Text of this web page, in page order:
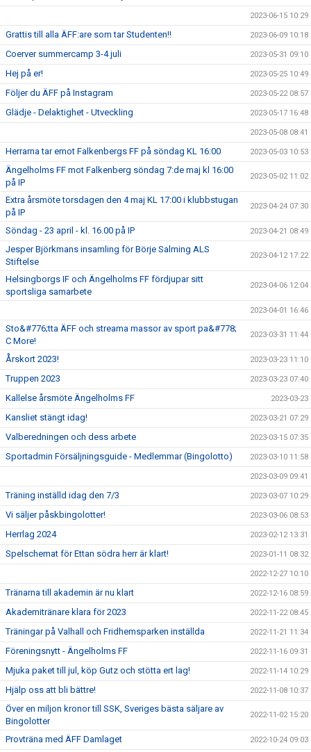
2023-06-15 10:29
Grattis till alla ÄFF:are som tar Studenten!! 2023-06-09 10:18
Coerver summercamp 3-4 juli 2023-05-31 09:10
Hej på er! 2023-05-25 10:49
Följer du ÄFF på Instagram 2023-05-22 08:57
Glädje - Delaktighet - Utveckling 2023-05-17 16:48
2023-05-08 08:41
Herrarna tar emot Falkenbergs FF på söndag KL 16:00 2023-05-03 10:53
Ängelholms FF mot Falkenberg söndag 7:de maj kl 16:00
på IP
2023-05-02 11:02
Extra årsmöte torsdagen den 4 maj KL 17:00 i klubbstugan
på IP
2023-04-24 07:30
Söndag - 23 april - kl. 16.00 på IP 2023-04-21 08:49
Jesper Björkmans insamling för Börje Salming ALS
Stiftelse
2023-04-12 17:22
Helsingborgs IF och Ängelholms FF fördjupar sitt
sportsliga samarbete
2023-04-06 12:04
2023-04-01 16:46
Sto&#776;tta ÄFF och streama massor av sport pa&#778;
C More!
2023-03-31 11:44
Årskort 2023! 2023-03-23 11:10
Truppen 2023 2023-03-23 07:40
Kallelse årsmöte Ängelholms FF 2023-03-23
Kansliet stängt idag! 2023-03-21 07:29
Valberedningen och dess arbete 2023-03-15 07:35
Sportadmin Försäljningsguide - Medlemmar (Bingolotto) 2023-03-10 11:58
2023-03-09 09:41
Träning inställd idag den 7/3 2023-03-07 10:29
Vi säljer påskbingolotter! 2023-03-06 08:53
Herrlag 2024 2023-02-12 13:31
Spelschemat för Ettan södra herr är klart! 2023-01-11 08:32
2022-12-27 10:10
Tränarna till akademin är nu klart 2022-12-16 08:59
Akademitränare klara för 2023 2022-11-22 08:45
Träningar på Valhall och Fridhemsparken inställda 2022-11-21 11:34
Föreningsnytt - Ängelholms FF 2022-11-16 09:31
Mjuka paket till jul, köp Gutz och stötta ert lag! 2022-11-14 10:29
Hjälp oss att bli bättre! 2022-11-08 10:37
Över en miljon kronor till SSK, Sveriges bästa säljare av
Bingolotter
2022-11-02 15:20
Provträna med ÄFF Damlaget 2022-10-24 09:03